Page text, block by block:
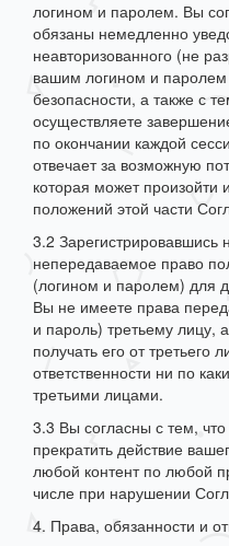
логином и паролем. Вы
обязаны немедленно
неавторизованного (не
вашим логином и
безопасности, а также с
осуществляете
по окончании каждой
отвечает за возможную
которая может произойти
положений этой части
3.2 Зарегистрировавшись
непередаваемое право
(логином и паролем) для
Вы не имеете права
и пароль) третьему лицу,
получать его от третьего
ответственности ни по
третьими лицами.
3.3 Вы согласны с тем,
прекратить действие
любой контент по любой
числе при нарушении
4. Права, обязанности и